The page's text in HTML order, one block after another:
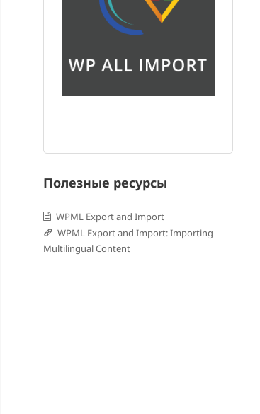
Полезные ресурсы
WPML Export and Import
WPML Export and Import: Importing
Multilingual Content